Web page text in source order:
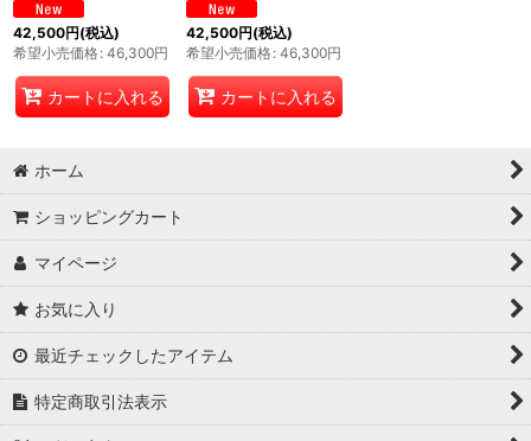
42,500円(税込)
希望小売価格: 46,300円
カートに入れる
42,500円(税込)
希望小売価格: 46,300円
カートに入れる
ホーム
ショッピングカート
マイページ
お気に入り
最近チェックしたアイテム
特定商取引法表示